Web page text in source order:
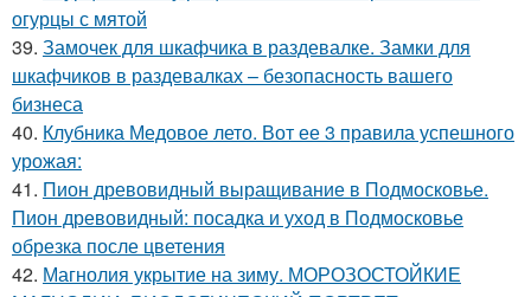
огурцы с мятой
39. Замочек для шкафчика в раздевалке. Замки для
шкафчиков в раздевалках – безопасность вашего
бизнеса
40. Клубника Медовое лето. Вот ее 3 правила успешного
урожая:
41. Пион древовидный выращивание в Подмосковье.
Пион древовидный: посадка и уход в Подмосковье
обрезка после цветения
42. Магнолия укрытие на зиму. МОРОЗОСТОЙКИЕ